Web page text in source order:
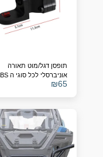
תופסן דגל/מוט תאורה
אוניברסלי לכל סוגי ה SBS
₪65